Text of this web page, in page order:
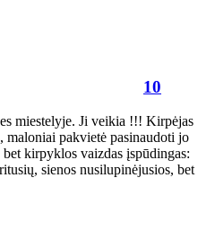
10
miestelyje. Ji veikia !!! Kirpėjas
maloniai pakvietė pasinaudoti jo
kirpyklos vaizdas įspūdingas:
sienos nusilupinėjusios, bet